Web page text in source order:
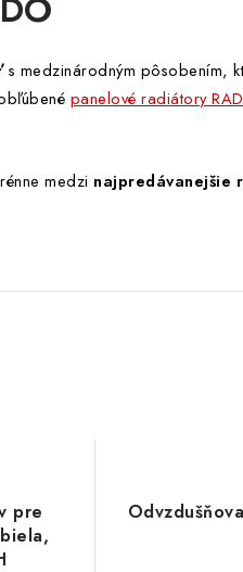
s medzinárodným pôsobením,
panelové radiátory
medzi najpredávanejšie
pre